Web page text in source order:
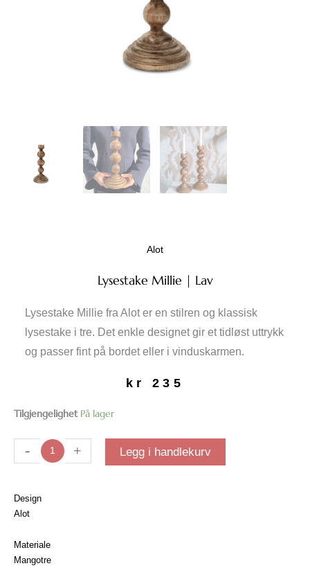
Alot
Lysestake Millie | Lav
Lysestake Millie fra Alot er en stilren og klassisk
lysestake i tre. Det enkle designet gir et tidløst uttrykk
og passer fint på bordet eller i vinduskarmen.
kr 235
Tilgjengelighet På lager
-
Lysestake
+ Legg i handlekurv
Design
Alot
Materiale
Mangotre